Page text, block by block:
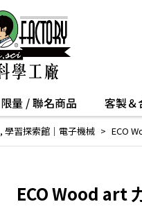
限量 / 聯名商品 客製＆
, 學習探索館│電子機械 ECO
ECO Wood art